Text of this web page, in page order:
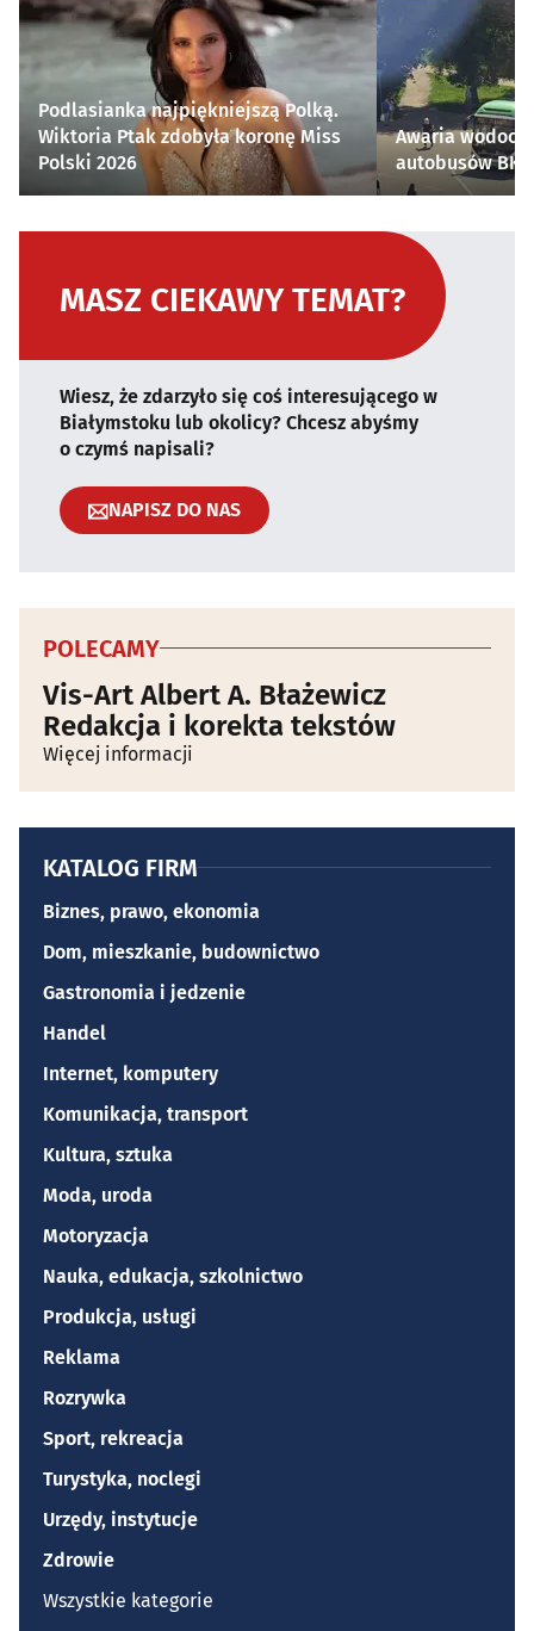
Podlasianka najpiękniejszą Polką.
Wiktoria Ptak zdobyła koronę Miss
Polski 2026
Awaria
autobusów
MASZ CIEKAWY TEMAT?
Wiesz, że zdarzyło się coś interesującego w
Białymstoku lub okolicy? Chcesz abyśmy
o czymś napisali?
NAPISZ DO NAS
POLECAMY
Vis-Art Albert A. Błażewicz
Redakcja i korekta tekstów
Więcej informacji
KATALOG FIRM
Biznes, prawo, ekonomia
Dom, mieszkanie, budownictwo
Gastronomia i jedzenie
Handel
Internet, komputery
Komunikacja, transport
Kultura, sztuka
Moda, uroda
Motoryzacja
Nauka, edukacja, szkolnictwo
Produkcja, usługi
Reklama
Rozrywka
Sport, rekreacja
Turystyka, noclegi
Urzędy, instytucje
Zdrowie
Wszystkie kategorie